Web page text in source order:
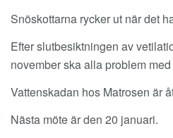
Snöskottarna rycker ut när det
Efter slutbesiktningen av
november ska alla problem
Vattenskadan hos Matrosen är
Nästa möte är den 20 januari.